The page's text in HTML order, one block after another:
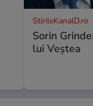
StirileKanalD.ro
Sorin
lui Veștea